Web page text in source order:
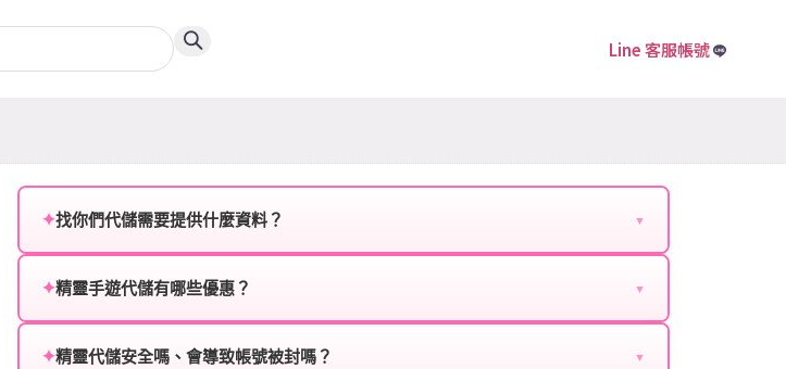
Line 客服帳號
✦找你們代儲需要提供什麼資料？ ▼
登入方式：您的遊戲登入方式（如Facebook、Google等）。
✦精靈手遊代儲有哪些優惠？ ▼
活動，儲值最低6折起，讓玩家隨時都能享有優惠價格。
✦精靈代儲安全嗎、會導致帳號被封嗎？ ▼